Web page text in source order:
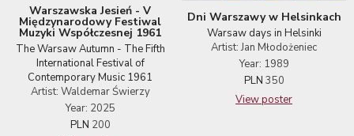
Warszawska Jesień - V
Międzynarodowy Festiwal
Muzyki Współczesnej 1961
The Warsaw Autumn - The Fifth
International Festival of
Contemporary Music 1961
Artist: Waldemar Świerzy
Year: 2025
PLN 200
Dni Warszawy w Helsinkach
Warsaw days in Helsinki
Artist: Jan Młodożeniec
Year: 1989
PLN 350
View poster